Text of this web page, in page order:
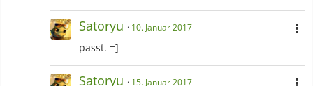
Satoryu 10. Januar 2017
passt. =]
Satoryu 15. Januar 2017